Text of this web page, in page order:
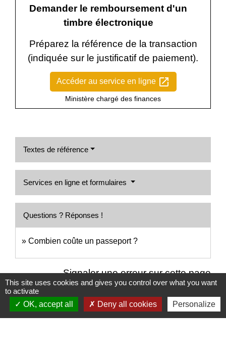
Demander le remboursement d'un
timbre électronique
Préparez la référence de la transaction
(indiquée sur le justificatif de paiement).
Accéder au service en ligne open_in_new
Ministère chargé des finances
Textes de référence
Services en ligne et formulaires
Questions ? Réponses !
Combien coûte un passeport ?
Signaler une erreur sur cette page
This site uses cookies and gives you control over what you want
to activate
OK, accept all
Deny all cookies Personalize